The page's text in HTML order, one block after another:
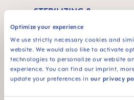
Optimize your experience
We use strictly necessary cookies and
website. We would also like to activate
technologies to personalize our website
experience. You can find our imprint,
update your preferences in our privacy
STERILIZING &
CARRY BOX
Produkten levereras i
en steriliserings- och
transportask – så att
du snabbt och enkelt
kan sterilisera